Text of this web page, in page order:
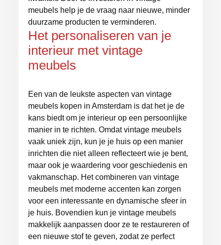
meubels help je de vraag naar nieuwe, minder
duurzame producten te verminderen.
Het personaliseren van je
interieur met vintage
meubels
Een van de leukste aspecten van vintage
meubels kopen in Amsterdam is dat het je de
kans biedt om je interieur op een persoonlijke
manier in te richten. Omdat vintage meubels
vaak uniek zijn, kun je je huis op een manier
inrichten die niet alleen reflecteert wie je bent,
maar ook je waardering voor geschiedenis en
vakmanschap. Het combineren van vintage
meubels met moderne accenten kan zorgen
voor een interessante en dynamische sfeer in
je huis. Bovendien kun je vintage meubels
makkelijk aanpassen door ze te restaureren of
een nieuwe stof te geven, zodat ze perfect